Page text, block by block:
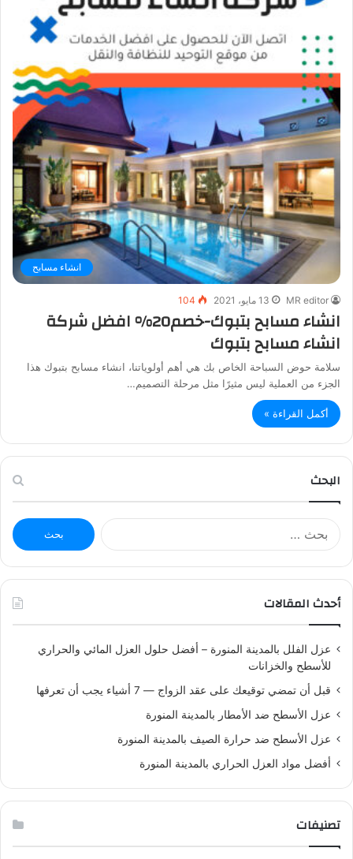
انشاء مسابح
MR editor 13 مايو، 2021 104
انشاء مسابح بتبوك-خصم20% افضل شركة
انشاء مسابح بتبوك
سلامة حوض السباحة الخاص بك هي أهم أولوياتنا، انشاء مسابح بتبوك هذا
الجزء من العملية ليس مثيرًا مثل مرحلة التصميم…
أكمل القراءة »
البحث
ن
:
أحدث المقالات
عزل الفلل بالمدينة المنورة – أفضل حلول العزل المائي والحراري
للأسطح والخزانات
قبل أن تمضي توقيعك على عقد الزواج — 7 أشياء يجب أن تعرفها
عزل الأسطح ضد الأمطار بالمدينة المنورة
عزل الأسطح ضد حرارة الصيف بالمدينة المنورة
أفضل مواد العزل الحراري بالمدينة المنورة
تصنيفات